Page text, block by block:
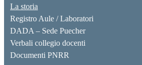
La storia
Registro Aule / Laboratori
DADA – Sede Puecher
Verbali collegio docenti
Documenti PNRR